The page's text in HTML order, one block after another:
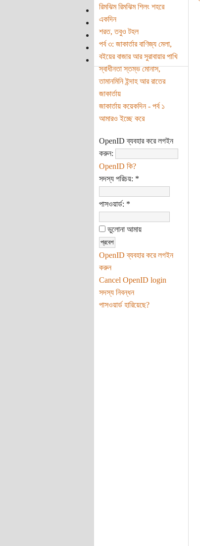
রিমঝিম রিমঝিম শিলং শহরে
একদিন
শরত, তবুও টহল
পর্ব ৩: জাকার্তার বাণিজ্য মেলা,
বইয়ের বাজার আর সুরাবায়ার পাখি
স্বাধীনতা স্তম্ভ মোনাস,
তামানমিনি ইন্দাহ আর রাতের
জাকার্তায়
জাকার্তায় কয়েকদিন - পর্ব ১
আমারও ইচ্ছে করে
OpenID ব্যবহার করে লগইন
করুন:
OpenID কি?
সদস্য পরিচয়: *
পাসওয়ার্ড: *
ভুলোনা আমায়
OpenID ব্যবহার করে লগইন
করুন
Cancel OpenID login
সদস্য নিবন্ধন
পাসওয়ার্ড হারিয়েছে?